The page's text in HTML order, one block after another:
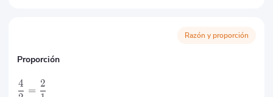
Razón y proporción
Proporción
4
=
2